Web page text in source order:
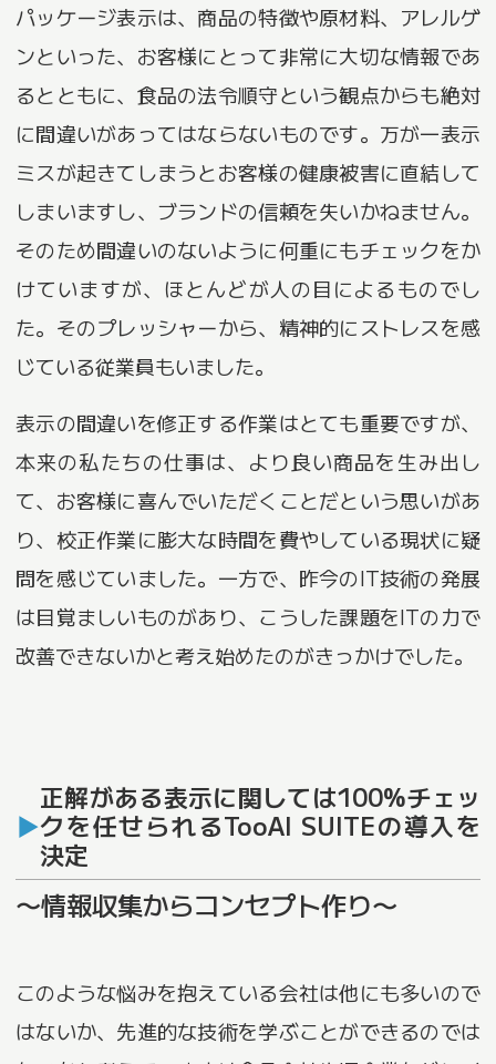
パッケージ表示は、商品の特徴や原材料、アレルゲ
ンといった、お客様にとって非常に大切な情報であ
るとともに、食品の法令順守という観点からも絶対
に間違いがあってはならないものです。万が一表示
ミスが起きてしまうとお客様の健康被害に直結して
しまいますし、ブランドの信頼を失いかねません。
そのため間違いのないように何重にもチェックをか
けていますが、ほとんどが人の目によるものでし
た。そのプレッシャーから、精神的にストレスを感
じている従業員もいました。
表示の間違いを修正する作業はとても重要ですが、
本来の私たちの仕事は、より良い商品を生み出し
て、お客様に喜んでいただくことだという思いがあ
り、校正作業に膨大な時間を費やしている現状に疑
問を感じていました。一方で、昨今のIT技術の発展
は目覚ましいものがあり、こうした課題をITの力で
改善できないかと考え始めたのがきっかけでした。
正解がある表示に関しては100%チェッ
クを任せられるTooAI SUITEの導入を
決定
〜情報収集からコンセプト作り〜
このような悩みを抱えている会社は他にも多いので
はないか、先進的な技術を学ぶことができるのでは